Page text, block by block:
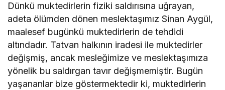
Dünkü muktedirlerin fiziki saldırısına uğrayan,
adeta ölümden dönen meslektaşımız Sinan Aygül,
maalesef bugünkü muktedirlerin de tehdidi
altındadır. Tatvan halkının iradesi ile muktedirler
değişmiş, ancak mesleğimize ve meslektaşımıza
yönelik bu saldırgan tavır değişmemiştir. Bugün
yaşananlar bize göstermektedir ki, muktedirlerin